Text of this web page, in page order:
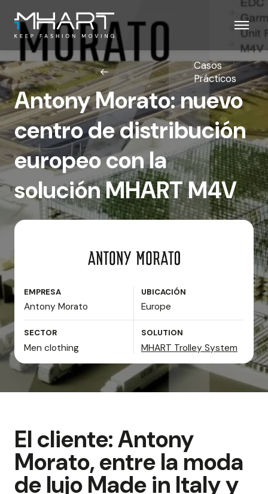
main
content
Casos
Prácticos
Antony Morato: nuevo
centro de distribución
europeo con la
solución MHART M4V
EMPRESA
Antony Morato
UBICACIÓN
Europe
SECTOR
Men clothing
SOLUTION
MHART Trolley System
El cliente: Antony
Morato, entre la moda
de lujo Made in Italy y